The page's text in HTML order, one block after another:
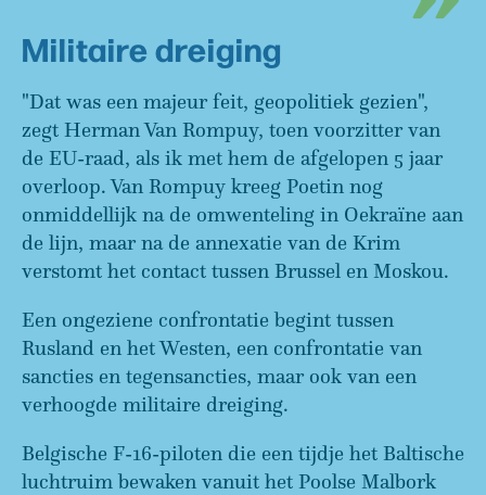
Militaire dreiging
"Dat was een majeur feit, geopolitiek gezien",
zegt Herman Van Rompuy, toen voorzitter van
de EU-raad, als ik met hem de afgelopen 5 jaar
overloop. Van Rompuy kreeg Poetin nog
onmiddellijk na de omwenteling in Oekraïne aan
de lijn, maar na de annexatie van de Krim
verstomt het contact tussen Brussel en Moskou.
Een ongeziene confrontatie begint tussen
Rusland en het Westen, een confrontatie van
sancties en tegensancties, maar ook van een
verhoogde militaire dreiging.
Belgische F-16-piloten die een tijdje het Baltische
luchtruim bewaken vanuit het Poolse Malbork